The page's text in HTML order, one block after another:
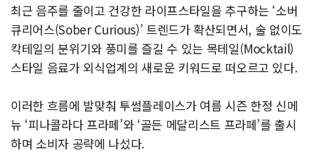
최근 음주를 줄이고 건강한 라이프스타일을 추구하는 ‘소버
큐리어스(Sober Curious)’ 트렌드가 확산되면서, 술 없이도
칵테일의 분위기와 풍미를 즐길 수 있는 목테일(Mocktail)
스타일 음료가 외식업계의 새로운 키워드로 떠오르고 있다.
이러한 흐름에 발맞춰 투썸플레이스가 여름 시즌 한정 신메
뉴 ‘피나콜라다 프라페’와 ‘골든 메달리스트 프라페’를 출시
하며 소비자 공략에 나섰다.